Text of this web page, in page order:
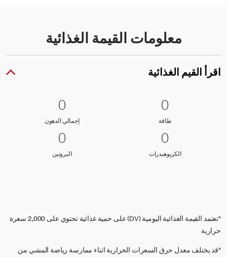
معلومات القيمة الغذائية
اقرأ القيم الغذائية
0 طاقة
0
0
طاقةطاقة
0 إجمالي الدهون
0
إجمالي الدهونإجمالي الدهون
0 الكربوهيدرات
0
0
الكربوهيدراتالكربوهيدرات
0 البروتين
0
البروتين
*تعتمد القيمة الغذائية اليومية (DV) على حمية غذائية تحتوي على 2,000 سعرة
حرارية
*قد يختلف معدل حرق السعرات الحرارية اثناء ممارسة رياضة المشي من